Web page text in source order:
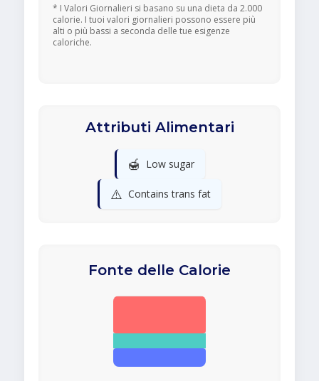
* I Valori Giornalieri si basano su una dieta da 2.000
calorie. I tuoi valori giornalieri possono essere più
alti o più bassi a seconda delle tue esigenze
caloriche.
Attributi Alimentari
🍯 Low sugar
⚠️ Contains trans fat
Fonte delle Calorie